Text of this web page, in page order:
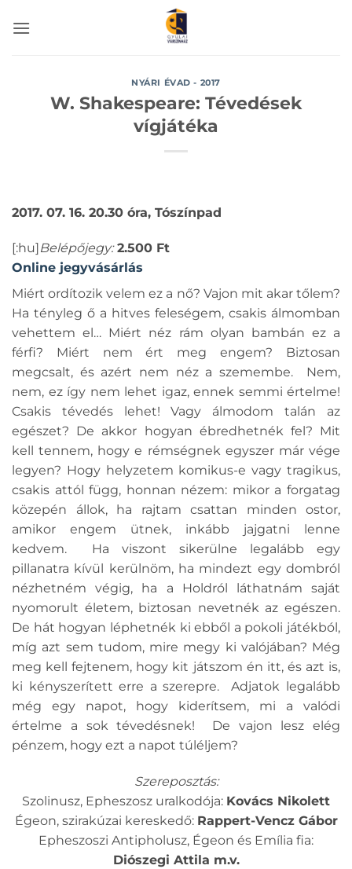
NYÁRI ÉVAD - 2017
W. Shakespeare: Tévedések
vígjátéka
2017. 07. 16. 20.30 óra, Tószínpad
[:hu] Belépőjegy:2.500 Ft
Online jegyvásárlás
Miért ordítozik velem ez a nő? Vajon mit akar tőlem?
Ha tényleg ő a hitves feleségem, csakis álmomban
vehettem el… Miért néz rám olyan bambán ez a
férfi? Miért nem ért meg engem? Biztosan
megcsalt, és azért nem néz a szemembe. Nem,
nem, ez így nem lehet igaz, ennek semmi értelme!
Csakis tévedés lehet! Vagy álmodom talán az
egészet? De akkor hogyan ébredhetnék fel? Mit
kell tennem, hogy e rémségnek egyszer már vége
legyen? Hogy helyzetem komikus-e vagy tragikus,
csakis attól függ, honnan nézem: mikor a forgatag
közepén állok, ha rajtam csattan minden ostor,
amikor engem ütnek, inkább jajgatni lenne
kedvem.
Ha viszont sikerülne legalább egy
pillanatra kívül kerülnöm, ha mindezt egy dombról
nézhetném végig, ha a Holdról láthatnám saját
nyomorult életem, biztosan nevetnék az egészen.
De hát hogyan léphetnék ki ebből a pokoli játékból,
míg azt sem tudom, mire megy ki valójában? Még
meg kell fejtenem, hogy kit játszom én itt, és azt is,
ki kényszerített erre a szerepre. Adjatok legalább
még egy napot, hogy kiderítsem, mi a valódi
értelme a sok tévedésnek! De vajon lesz elég
pénzem, hogy ezt a napot túléljem?
Szereposztás:
Szolinusz, Epheszosz uralkodója: Kovács Nikolett
Égeon, szirakúzai kereskedő: Rappert-Vencz Gábor
Epheszoszi Antipholusz, Égeon és Emília fia:
Diószegi Attila m.v.